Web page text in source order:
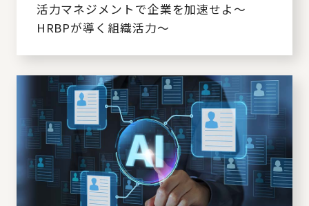
活力マネジメントで企業を加速せよ～
HRBPが導く組織活力～